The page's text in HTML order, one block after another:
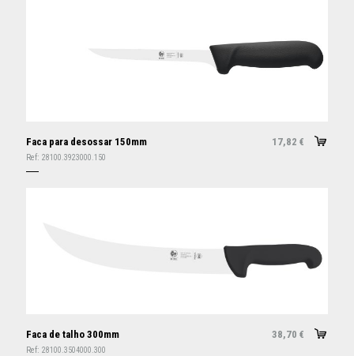
Faca para desossar 150mm 17,82 €
Ref: 28100.3923000.150
Faca de talho 300mm 38,70 €
Ref: 28100.3504000.300